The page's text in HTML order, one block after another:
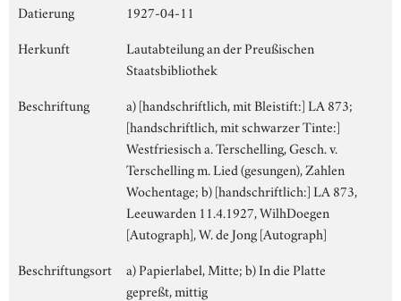
Datierung
1927-04-11
Herkunft
Lautabteilung an der Preußischen
Staatsbibliothek
Beschriftung
a) [handschriftlich, mit Bleistift:] LA 873;
[handschriftlich, mit schwarzer Tinte:]
Westfriesisch a. Terschelling, Gesch. v.
Terschelling m. Lied (gesungen), Zahlen
Wochentage; b) [handschriftlich:] LA 873,
Leeuwarden 11.4.1927, WilhDoegen
[Autograph], W. de Jong [Autograph]
Beschriftungsort
a) Papierlabel, Mitte; b) In die Platte
gepreßt, mittig